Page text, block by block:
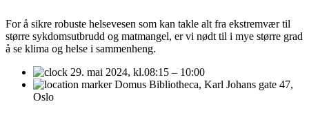
For å sikre robuste helsevesen som kan takle alt fra ekstremvær til
større sykdomsutbrudd og matmangel, er vi nødt til i mye større grad
å se klima og helse i sammenheng.
29. mai 2024, kl.08:15 – 10:00
Domus Bibliotheca, Karl Johans gate 47,
Oslo